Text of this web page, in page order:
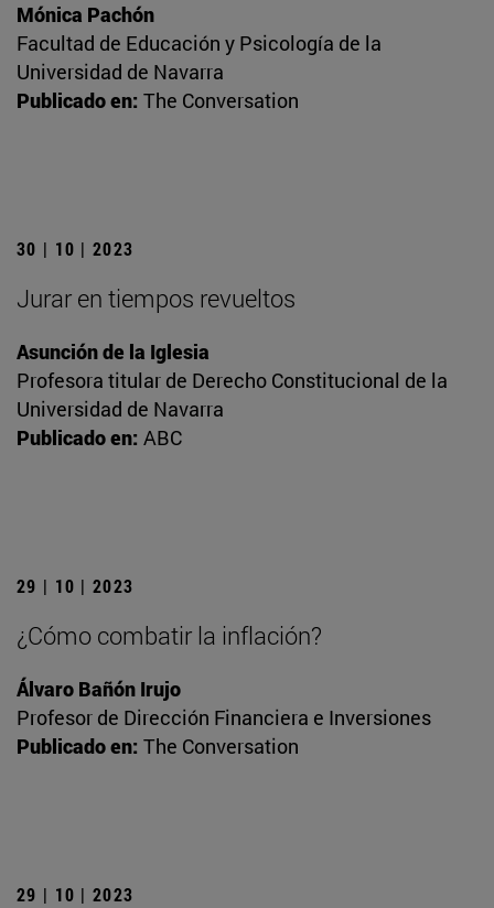
Mónica Pachón
Facultad de Educación y Psicología de la
Universidad de Navarra
Publicado en: The Conversation
30 | 10 | 2023
Jurar en tiempos revueltos
Asunción de la Iglesia
Profesora titular de Derecho Constitucional de la
Universidad de Navarra
Publicado en: ABC
29 | 10 | 2023
¿Cómo combatir la inflación?
Álvaro Bañón Irujo
Profesor de Dirección Financiera e Inversiones
Publicado en: The Conversation
29 | 10 | 2023